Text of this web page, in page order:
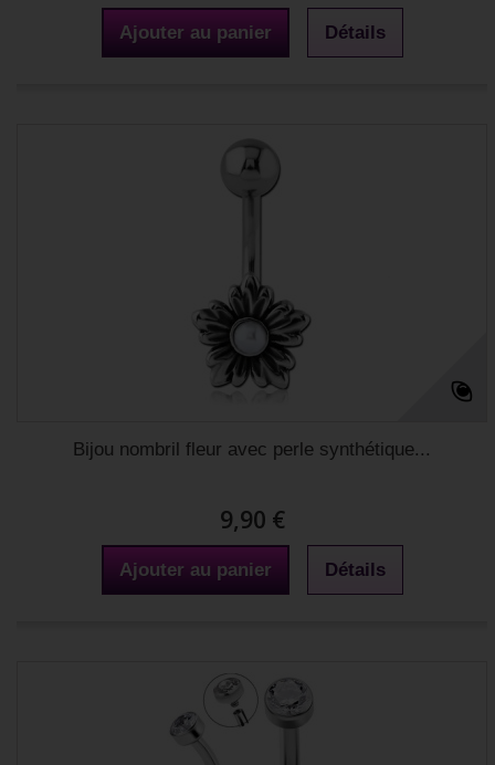
Ajouter au panier Détails
Bijou nombril fleur avec perle synthétique...
9,90 €
Ajouter au panier Détails